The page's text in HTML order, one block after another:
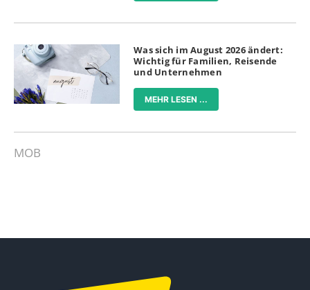
Was sich im August 2026 ändert:
Wichtig für Familien, Reisende
und Unternehmen
MEHR LESEN ...
MOB